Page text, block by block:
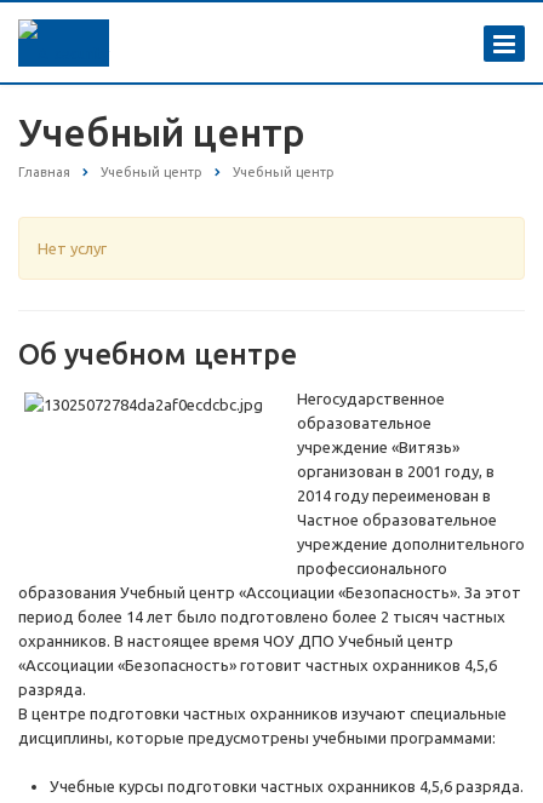
Учебный центр
Главная Учебный центр Учебный центр
Нет услуг
Об учебном центре
Негосударственное
образовательное
учреждение «Витязь»
организован в 2001 году, в
2014 году переименован в
Частное образовательное
учреждение дополнительного
профессионального
образования Учебный центр «Ассоциации «Безопасность». За этот
период более 14 лет было подготовлено более 2 тысяч частных
охранников. В настоящее время ЧОУ ДПО Учебный центр
«Ассоциации «Безопасность» готовит частных охранников 4,5,6
разряда.
В центре подготовки частных охранников изучают специальные
дисциплины, которые предусмотрены учебными программами:
Учебные курсы подготовки частных охранников 4,5,6 разряда.